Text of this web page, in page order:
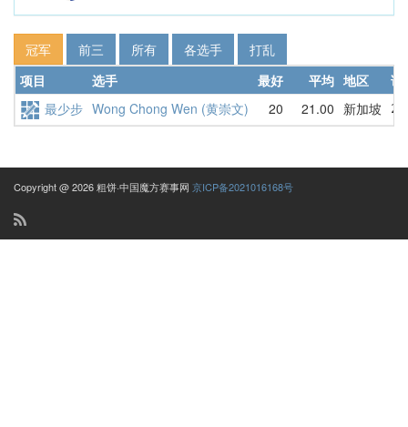
冠军 前三 所有 各选手
打乱
项目
选手 最好 平均 地区
详
最少步 Wong Chong Wen (黄崇文) 20 21.00 新加坡
Copyright @ 2026 粗饼·中国魔方赛事网 京ICP备2021016168号